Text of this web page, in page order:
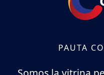
PAUTA